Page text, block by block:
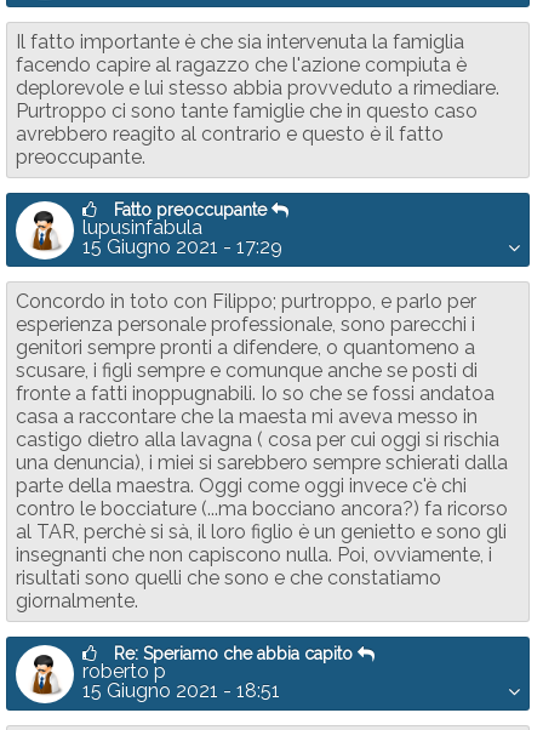
Il fatto importante è che sia intervenuta la famiglia
facendo capire al ragazzo che l'azione compiuta è
deplorevole e lui stesso abbia provveduto a rimediare.
Purtroppo ci sono tante famiglie che in questo caso
avrebbero reagito al contrario e questo è il fatto
preoccupante.
Fatto preoccupante
lupusinfabula
15 Giugno 2021 - 17:29
Concordo in toto con Filippo; purtroppo, e parlo per
esperienza personale professionale, sono parecchi i
genitori sempre pronti a difendere, o quantomeno a
scusare, i figli sempre e comunque anche se posti di
fronte a fatti inoppugnabili. Io so che se fossi andatoa
casa a raccontare che la maesta mi aveva messo in
castigo dietro alla lavagna ( cosa per cui oggi si rischia
una denuncia), i miei si sarebbero sempre schierati dalla
parte della maestra. Oggi come oggi invece c'è chi
contro le bocciature (...ma bocciano ancora?) fa ricorso
al TAR, perchè si sà, il loro figlio è un genietto e sono gli
insegnanti che non capiscono nulla. Poi, ovviamente, i
risultati sono quelli che sono e che constatiamo
giornalmente.
Re: Speriamo che abbia capito
roberto p
15 Giugno 2021 - 18:51